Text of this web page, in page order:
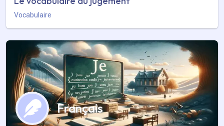
Vocabulaire
Français